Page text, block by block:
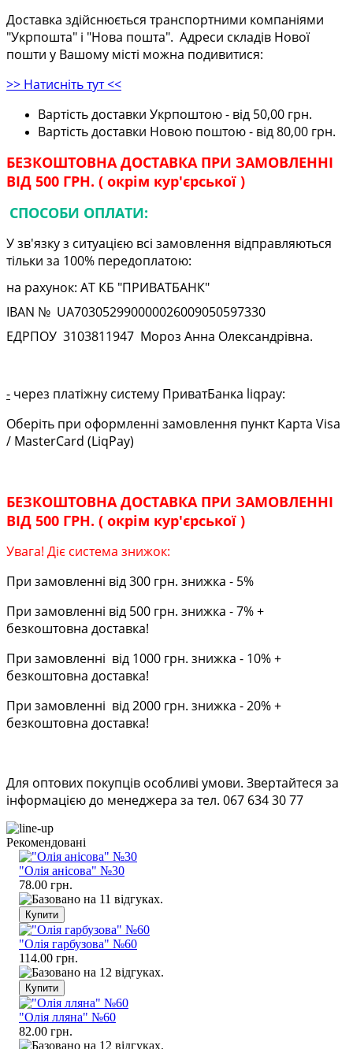
Доставка здійснюється транспортними компаніями
"Укрпошта" і "Нова пошта". Адреси складів Нової
пошти у Вашому місті можна подивитися:
>> Натисніть тут <<
Вартість доставки Укрпоштою - від 50,00 грн.
Вартість доставки Новою поштою - від 80,00 грн.
БЕЗКОШТОВНА ДОСТАВКА ПРИ ЗАМОВЛЕННІ
ВІД 500 ГРН. ( окрім кур'єрської )
СПОСОБИ ОПЛАТИ:
У зв'язку з ситуацією всі замовлення відправляються
тільки за 100% передоплатою:
на рахунок: АТ КБ "ПРИВАТБАНК"
IBAN № UA703052990000026009050597330
ЕДРПОУ 3103811947 Мороз Анна Олександрівна.
- через платіжну систему ПриватБанка liqpay:
Оберіть при оформленні замовлення пункт Карта Visa
/ MasterCard (LiqPay)
БЕЗКОШТОВНА ДОСТАВКА ПРИ ЗАМОВЛЕННІ
ВІД 500 ГРН. ( окрім кур'єрської )
Увага! Діє система знижок:
При замовленні від 300 грн. знижка - 5%
При замовленні від 500 грн. знижка - 7% +
безкоштовна доставка!
При замовленні від 1000 грн. знижка - 10% +
безкоштовна доставка!
При замовленні від 2000 грн. знижка - 20% +
безкоштовна доставка!
Для оптових покупців особливі умови. Звертайтеся за
інформацією до менеджера за тел. 067 634 30 77
Рекомендовані
"Олія анісова" №30
78.00 грн.
"Олія гарбузова" №60
114.00 грн.
"Олія лляна" №60
82.00 грн.